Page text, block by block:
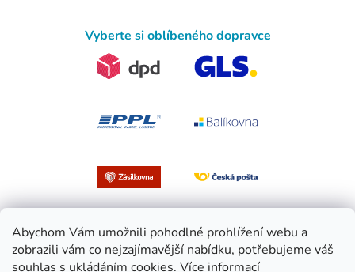
Abychom Vám umožnili pohodlné prohlížení webu a
zobrazili vám co nejzajímavější nabídku, potřebujeme váš
souhlas s ukládáním cookies. Více informací
Vyberte si oblíbeného dopravce